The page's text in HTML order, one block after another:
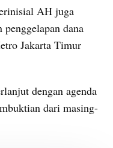
AH juga
dana
Jakarta Timur
dengan agenda
dari masing-